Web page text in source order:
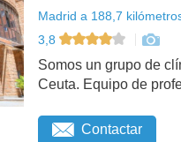
Madrid a 188,7
3,8
Somos un grupo de
Ceuta. Equipo de
Contactar